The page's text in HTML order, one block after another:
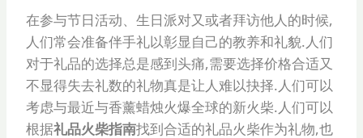
在参与节日活动、生日派对又或者拜访他人的时候,
人们常会准备伴手礼以彰显自己的教养和礼貌.人们
对于礼品的选择总是感到头痛,需要选择价格合适又
不显得失去礼数的礼物真是让人难以抉择.人们可以
考虑与最近与香薰蜡烛火爆全球的新火柴.人们可以
根据礼品火柴指南找到合适的礼品火柴作为礼物,也